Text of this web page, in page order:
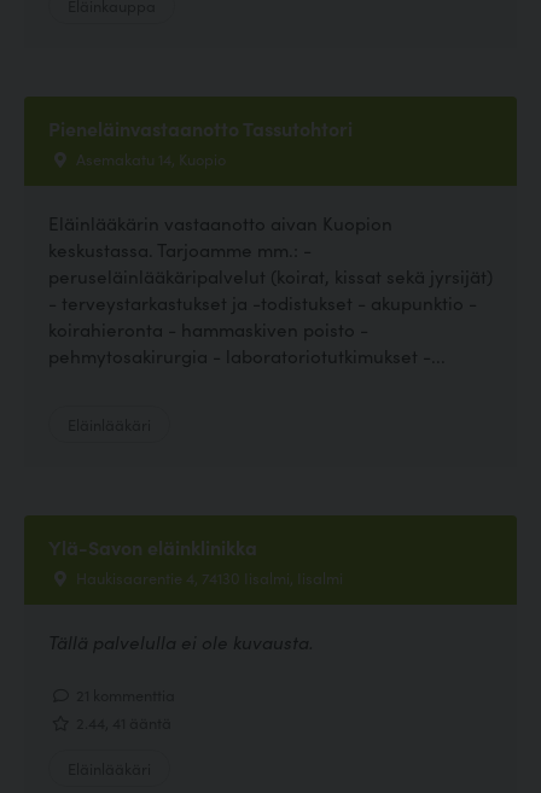
Pieneläinvastaanotto Tassutohtori
Asemakatu 14, Kuopio
Eläinlääkärin vastaanotto aivan Kuopion
keskustassa. Tarjoamme mm.: -
peruseläinlääkäripalvelut (koirat, kissat sekä jyrsijät)
- terveystarkastukset ja -todistukset - akupunktio -
koirahieronta - hammaskiven poisto -
pehmytosakirurgia - laboratoriotutkimukset -...
Ylä-Savon eläinklinikka
Haukisaarentie 4, 74130 Iisalmi, Iisalmi
Tällä palvelulla ei ole kuvausta.